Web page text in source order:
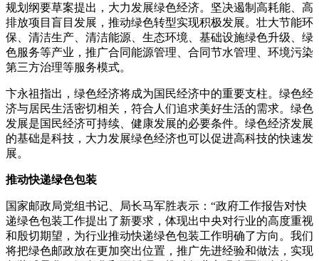
规划纲要草案提出，大力发展绿色经济。坚决遏制高耗能、高
排放项目盲目发展，推动绿色转型实现积极发展。壮大节能环
保、清洁生产、清洁能源、生态环境、基础设施绿色升级、绿
色服务等产业，推广合同能源管理、合同节水管理、环境污染
第三方治理等服务模式。
卞永祖指出，绿色经济将成为国民经济中的重要支柱。绿色经
济与居民生活密切相关，符合人们追求美好生活的需求。绿色
发展是国民经济可持续、健康发展的必要条件。绿色经济发展
的基础是科技，大力发展绿色经济也可以促进高科技的快速发
展。
推动快递绿色包装
国家邮政局党组书记、局长马军胜表示：“政府工作报告对快
递绿色包装工作提出了新要求，体现出中央对行业的高度重视
和殷切期望，为行业推动快递绿色包装工作明确了方向。我们
将把绿色邮政放在更加突出位置，推广先进经验和做法，实现